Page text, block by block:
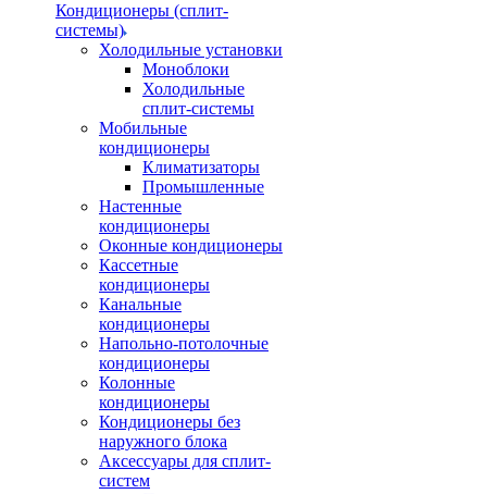
Кондиционеры (сплит-
системы)
Холодильные установки
Моноблоки
Холодильные
сплит-системы
Мобильные
кондиционеры
Климатизаторы
Промышленные
Настенные
кондиционеры
Оконные кондиционеры
Кассетные
кондиционеры
Канальные
кондиционеры
Напольно-потолочные
кондиционеры
Колонные
кондиционеры
Кондиционеры без
наружного блока
Аксессуары для сплит-
систем